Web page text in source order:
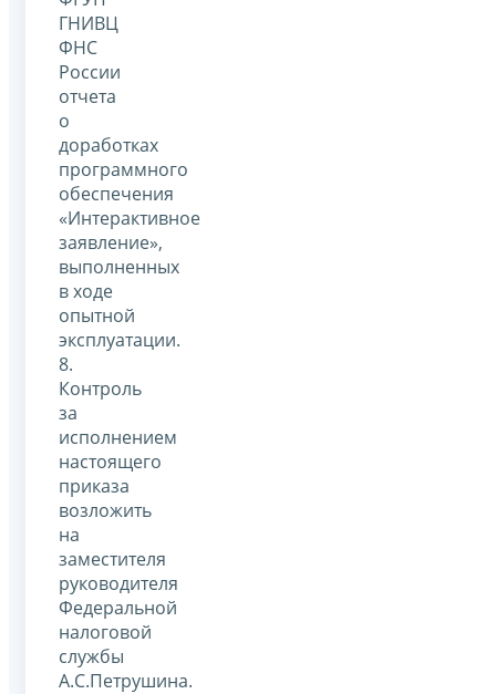
ГНИВЦ
ФНС
России
отчета
о
доработках
программного
обеспечения
«Интерактивное
заявление»,
выполненных
в ходе
опытной
эксплуатации.
8.
Контроль
за
исполнением
настоящего
приказа
возложить
на
заместителя
руководителя
Федеральной
налоговой
службы
А.С.Петрушина.